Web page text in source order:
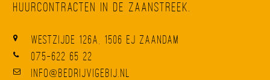
huurcontracten in de Zaanstreek.
Westzijde 126A, 1506 EJ Zaandam
075-622 65 22
info@bedrijvigebij.nl